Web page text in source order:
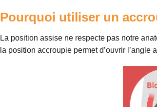
Pourquoi utiliser un
La position assise ne respecte pas notre
la position accroupie permet d’ouvrir